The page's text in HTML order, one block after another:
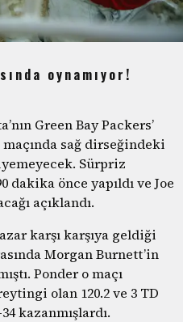
oynamıyor!
Green Bay Packers’
maçında sağ dirseğindeki
Sürpriz
dakika önce yapıldı ve Joe
açıklandı.
karşı karşıya geldiği
Morgan Burnett’in
Ponder o maçı
olan 120.2 ve 3 TD
kazanmışlardı.